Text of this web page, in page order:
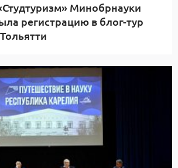
Минобрнауки
регистрацию в блог-тур